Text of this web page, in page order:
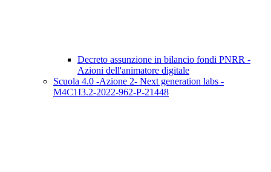
Decreto assunzione in bilancio fondi PNRR -
Azioni dell'animatore digitale
Scuola 4.0 -Azione 2- Next generation labs -
M4C1I3.2-2022-962-P-21448